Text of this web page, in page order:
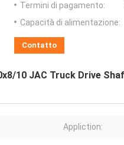
Termini di pagamento:
Capacità di alimentazione:
Contatto
10 JAC Truck Drive
Appliction: